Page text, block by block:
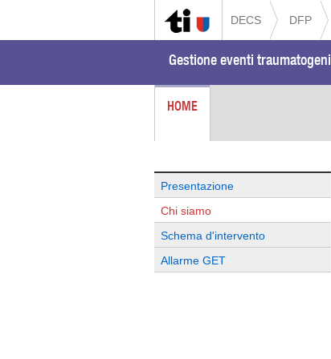
DECS DFP
Gestione eventi traumatogeni
HOME
Presentazione
Chi siamo
Schema d'intervento
Allarme GET